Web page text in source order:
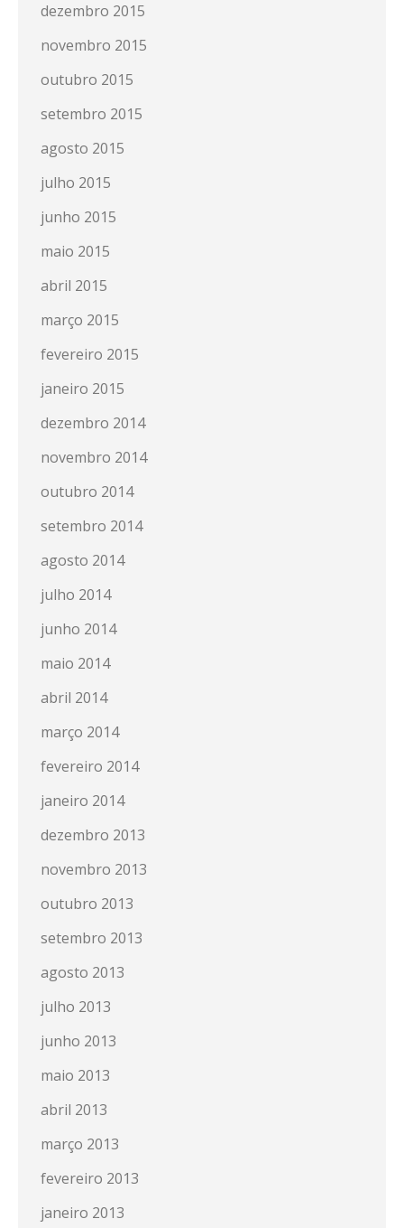
dezembro 2015
novembro 2015
outubro 2015
setembro 2015
agosto 2015
julho 2015
junho 2015
maio 2015
abril 2015
março 2015
fevereiro 2015
janeiro 2015
dezembro 2014
novembro 2014
outubro 2014
setembro 2014
agosto 2014
julho 2014
junho 2014
maio 2014
abril 2014
março 2014
fevereiro 2014
janeiro 2014
dezembro 2013
novembro 2013
outubro 2013
setembro 2013
agosto 2013
julho 2013
junho 2013
maio 2013
abril 2013
março 2013
fevereiro 2013
janeiro 2013